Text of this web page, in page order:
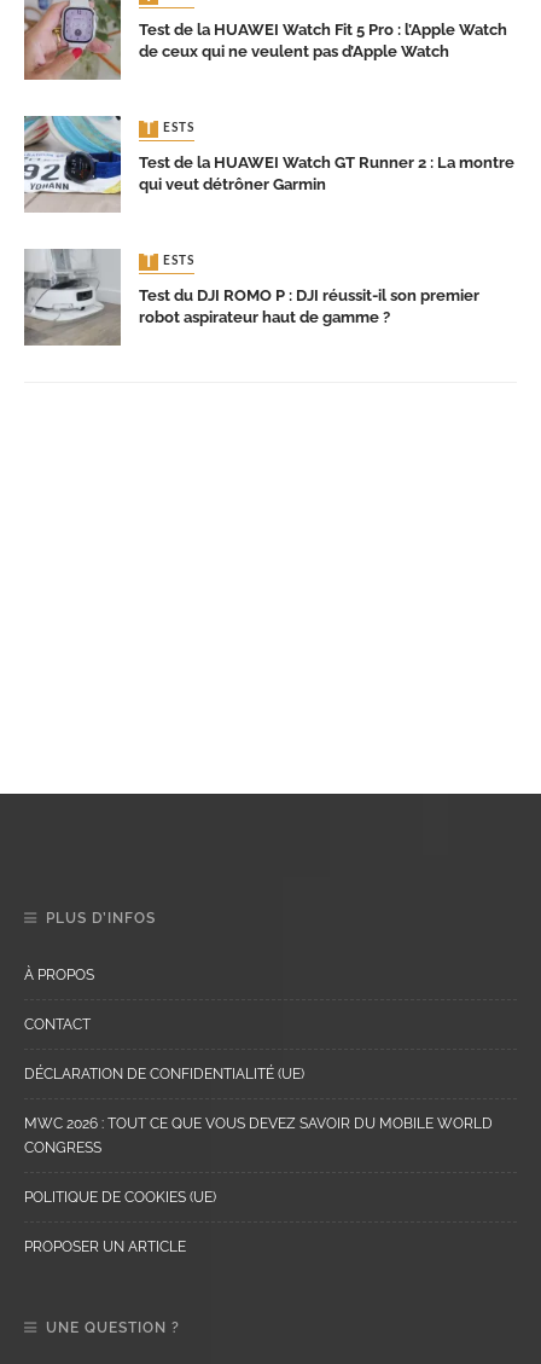
Test de la HUAWEI Watch Fit 5 Pro : l’Apple Watch
de ceux qui ne veulent pas d’Apple Watch
TESTS
Test de la HUAWEI Watch GT Runner 2 : La montre
qui veut détrôner Garmin
TESTS
Test du DJI ROMO P : DJI réussit-il son premier
robot aspirateur haut de gamme ?
PLUS D’INFOS
À PROPOS
CONTACT
DÉCLARATION DE CONFIDENTIALITÉ (UE)
MWC 2026 : TOUT CE QUE VOUS DEVEZ SAVOIR DU MOBILE WORLD
CONGRESS
POLITIQUE DE COOKIES (UE)
PROPOSER UN ARTICLE
UNE QUESTION ?